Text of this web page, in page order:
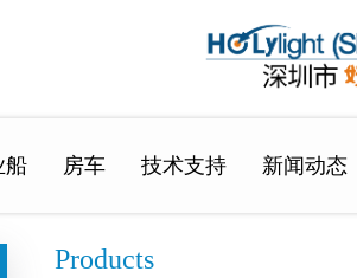
船 房车 技术支持 新闻动态
Products